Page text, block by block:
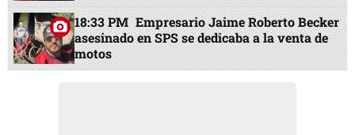
18:33 PM Empresario Jaime Roberto Becker
asesinado en SPS se dedicaba a la venta de
motos